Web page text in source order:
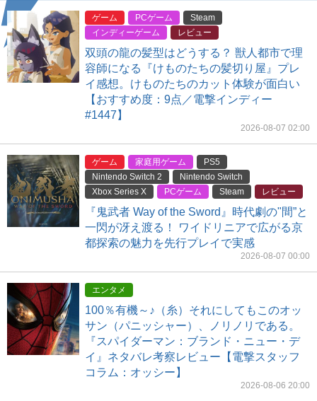
ゲーム PCゲーム
Steam
インディーゲーム
レビュー
双頭の龍の髪型はどうする？ 獣人都市で理
容師になる『けものたちの髪切り屋』プレ
イ感想。けものたちのカット体験が面白い
【おすすめ度：9点／電撃インディー
#1447】
2026-08-07 02:00
ゲーム 家庭用ゲーム
PS5
Nintendo Switch 2
Nintendo Switch
Xbox Series X
PCゲーム Steam レビュー
『鬼武者 Way of the Sword』時代劇の"間”と
一閃が冴え渡る！ ワイドリニアで広がる京
都探索の魅力を先行プレイで実感
2026-08-07 00:00
エンタメ
100％有機～♪（糸）それにしてもこのオッ
サン（パニッシャー）、ノリノリである。
『スパイダーマン：ブランド・ニュー・デ
イ』ネタバレ考察レビュー【電撃スタッフ
コラム：オッシー】
2026-08-06 20:00